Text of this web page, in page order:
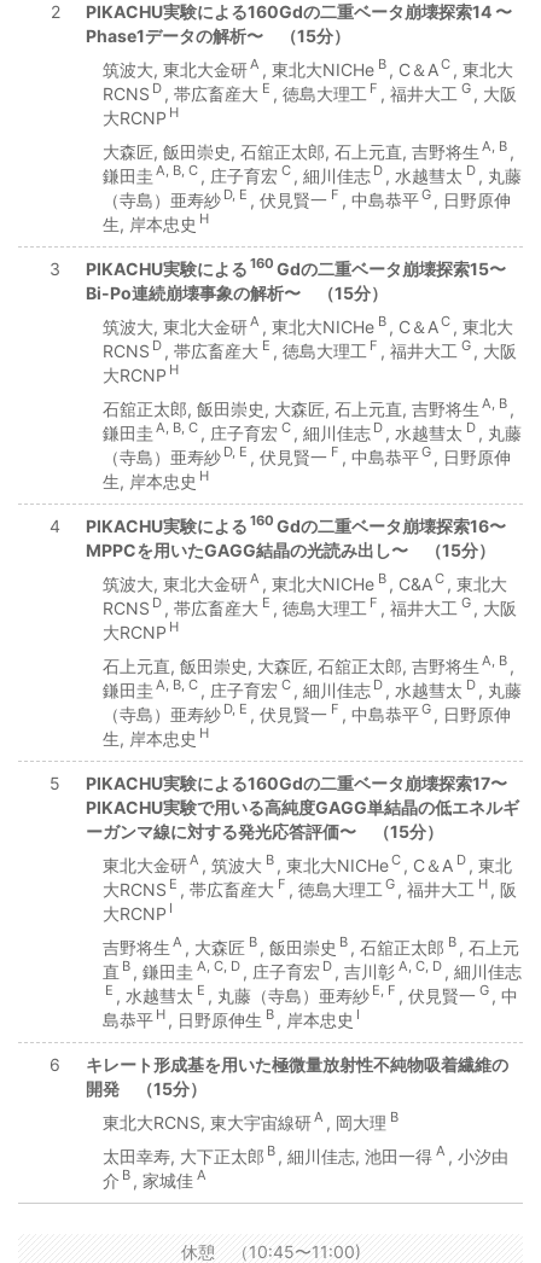
2
PIKACHU実験による160Gdの二重ベータ崩壊探索14 〜
Phase1データの解析〜 （15分）
筑波大, 東北大金研A , 東北大NICHe B , C＆AC , 東北大
RCNS D , 帯広畜産大 E , 徳島大理工 F , 福井大工 G , 大阪
大RCNP H
大森匠, 飯田崇史, 石舘正太郎, 石上元直, 吉野将生 A, B ,
鎌田圭 A, B, C , 庄子育宏 C , 細川佳志 D , 水越彗太 D , 丸藤
（寺島）亜寿紗 D, E , 伏見賢一 F , 中島恭平G , 日野原伸
生, 岸本忠史 H
3 PIKACHU実験による 160 Gdの二重ベータ崩壊探索15〜
Bi-Po連続崩壊事象の解析〜 （15分）
筑波大, 東北大金研A , 東北大NICHe B , C＆AC , 東北大
RCNS D , 帯広畜産大 E , 徳島大理工 F , 福井大工 G , 大阪
大RCNP H
石舘正太郎, 飯田崇史, 大森匠, 石上元直, 吉野将生 A, B ,
鎌田圭 A, B, C , 庄子育宏 C , 細川佳志 D , 水越彗太 D , 丸藤
（寺島）亜寿紗 D, E , 伏見賢一 F , 中島恭平G , 日野原伸
生, 岸本忠史 H
4 PIKACHU実験による 160 Gdの二重ベータ崩壊探索16〜
MPPCを用いたGAGG結晶の光読み出し〜 （15分）
筑波大, 東北大金研A , 東北大NICHe B , C&AC , 東北大
RCNS D , 帯広畜産大 E , 徳島大理工 F , 福井大工 G , 大阪
大RCNP H
石上元直, 飯田崇史, 大森匠, 石舘正太郎, 吉野将生 A, B ,
鎌田圭 A, B, C , 庄子育宏 C , 細川佳志 D , 水越彗太 D , 丸藤
（寺島）亜寿紗 D, E , 伏見賢一 F , 中島恭平G , 日野原伸
生, 岸本忠史 H
5
PIKACHU実験による160Gdの二重ベータ崩壊探索17〜
PIKACHU実験で用いる高純度GAGG単結晶の低エネルギ
ーガンマ線に対する発光応答評価〜 （15分）
東北大金研A , 筑波大 B , 東北大NICHeC , C＆A D , 東北
大RCNS E , 帯広畜産大 F , 徳島大理工 G , 福井大工 H , 阪
大RCNP I
吉野将生 A , 大森匠 B , 飯田崇史 B , 石舘正太郎 B , 石上元
直 B , 鎌田圭 A, C, D , 庄子育宏 D , 吉川彰 A, C, D , 細川佳志
E , 水越彗太 E , 丸藤（寺島）亜寿紗 E, F , 伏見賢一 G , 中
島恭平 H , 日野原伸生 B , 岸本忠史 I
6
キレート形成基を用いた極微量放射性不純物吸着繊維の
開発 （15分）
東北大RCNS, 東大宇宙線研A , 岡大理 B
太田幸寿, 大下正太郎 B , 細川佳志, 池田一得 A , 小汐由
介 B , 家城佳 A
休憩 （10:45〜11:00)